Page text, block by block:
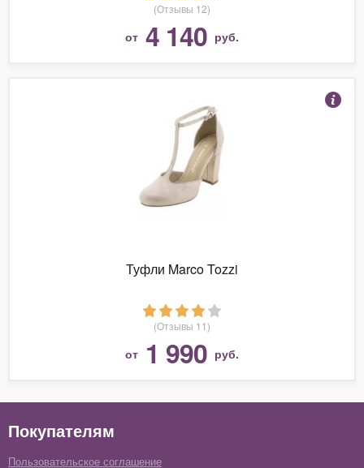
(Отзывы 12)
от 4 140 руб.
Туфли Marco Tozzi
(Отзывы 11)
от 1 990 руб.
Покупателям
Пользовательское соглашение